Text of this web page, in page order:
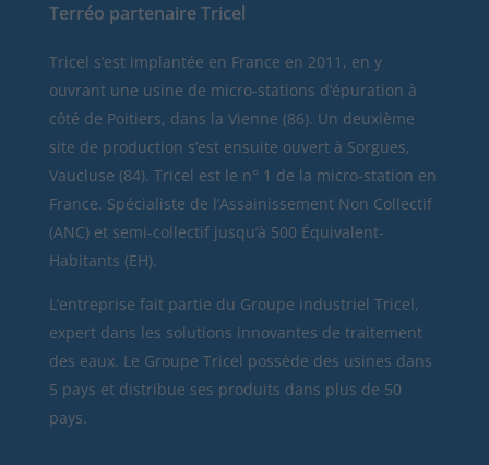
Terréo partenaire Tricel
Tricel s’est implantée en France en 2011, en y
ouvrant une usine de micro-stations d’épuration à
côté de Poitiers, dans la Vienne (86). Un deuxième
site de production s’est ensuite ouvert à Sorgues,
Vaucluse (84). Tricel est le n° 1 de la micro-station en
France. Spécialiste de l’Assainissement Non Collectif
(ANC) et semi-collectif jusqu’à 500 Équivalent-
Habitants (EH).
L’entreprise fait partie du Groupe industriel Tricel,
expert dans les solutions innovantes de traitement
des eaux. Le Groupe Tricel possède des usines dans
5 pays et distribue ses produits dans plus de 50
pays.